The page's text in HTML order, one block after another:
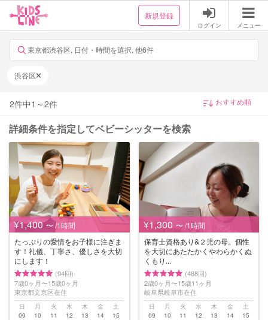
新規登録
ログイン メニュー
東京都渋谷区, 日付・時間を選択, 他6件
渋谷区
2件中1 ～2件
詳細条件を指定してベビーシッターを検索
¥1,400 〜 /1時間
たっぷりの愛情をお子様に注ぎま
す！礼儀、丁寧さ、優しさを大切
にします！
(94回)
7歳0ヶ月〜15歳0ヶ月
東京都文京区在住
日
09
月
10
火
11
水
12
木
13
金
14
土
15
¥1,300 〜 /1時間
保育士資格あり&２児の母。個性
を大切にあたたかくやわらかくぬ
くもり...
(488回)
2歳0ヶ月〜15歳11ヶ月
岐阜県岐阜市在住
日
09
月
10
火
11
水
12
木
13
金
14
土
15